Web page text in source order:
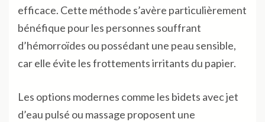
efficace. Cette méthode s’avère particulièrement
bénéfique pour les personnes souffrant
d’hémorroïdes ou possédant une peau sensible,
car elle évite les frottements irritants du papier.
Les options modernes comme les bidets avec jet
d’eau pulsé ou massage proposent une